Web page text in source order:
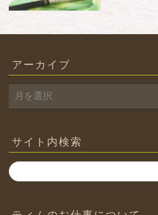
アーカイブ
ー
ブ
サイト内検索